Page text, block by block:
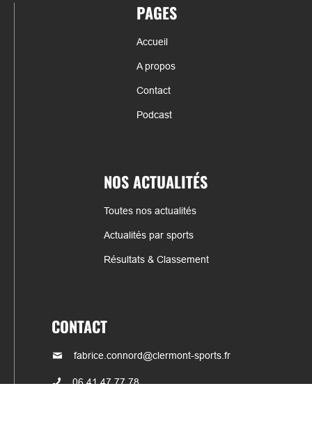
PAGES
Accueil
A propos
Contact
Podcast
NOS ACTUALITÉS
Toutes nos actualités
Actualités par sports
Résultats & Classement
CONTACT
fabrice.connord@clermont-sports.fr
06 41 47 77 78